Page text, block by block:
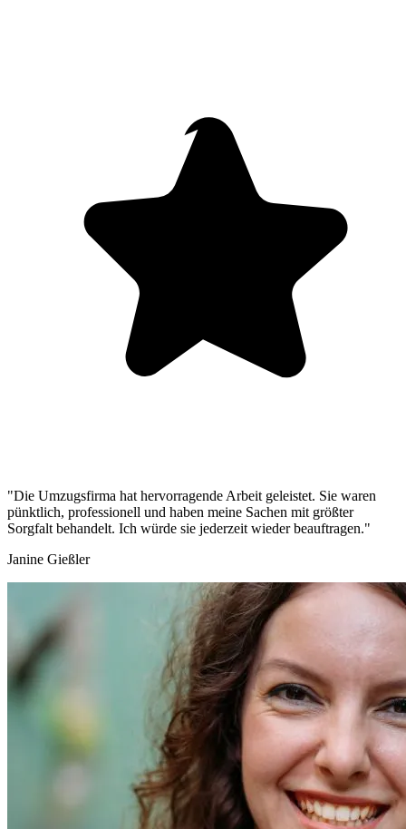
"Die Umzugsfirma hat hervorragende Arbeit geleistet. Sie waren
pünktlich, professionell und haben meine Sachen mit größter
Sorgfalt behandelt. Ich würde sie jederzeit wieder beauftragen."
Janine Gießler